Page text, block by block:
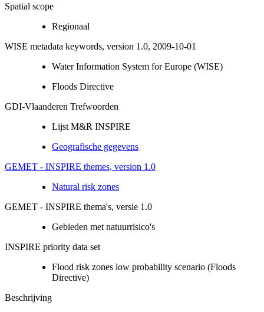
Spatial scope
Regionaal
WISE metadata keywords, version 1.0, 2009-10-01
Water Information System for Europe (WISE)
Floods Directive
GDI-Vlaanderen Trefwoorden
Lijst M&R INSPIRE
Geografische gegevens
GEMET - INSPIRE themes, version 1.0
Natural risk zones
GEMET - INSPIRE thema's, versie 1.0
Gebieden met natuurrisico's
INSPIRE priority data set
Flood risk zones low probability scenario (Floods
Directive)
Beschrijving